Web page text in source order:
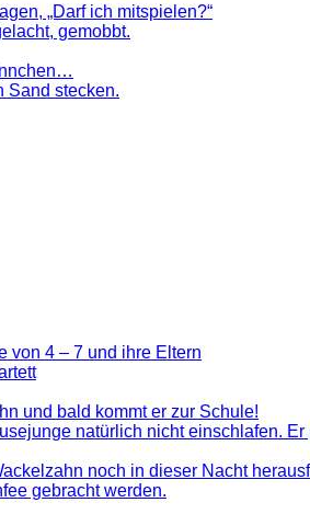
„Darf ich mitspielen?“
gemobbt.
Sand stecken.
von 4 – 7 und ihre Eltern
und bald kommt er zur Schule!
natürlich nicht einschlafen.
noch in dieser Nacht
gebracht werden.